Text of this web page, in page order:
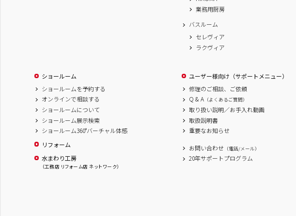
業務用厨房
バスルーム
セレヴィア
ラクヴィア
ショールーム
ショールームを予約する
オンラインで相談する
ショールームについて
ショールーム展示検索
ショールーム360°バーチャル体感
リフォーム
水まわり工房
（工務店 リフォーム店 ネットワーク）
ユーザー様向け（サポートメニュー）
修理のご相談、ご依頼
Q & A （よくあるご質問）
取り扱い説明／お手入れ動画
取扱説明書
重要なお知らせ
お問い合わせ （電話/メール）
20年サポートプログラム